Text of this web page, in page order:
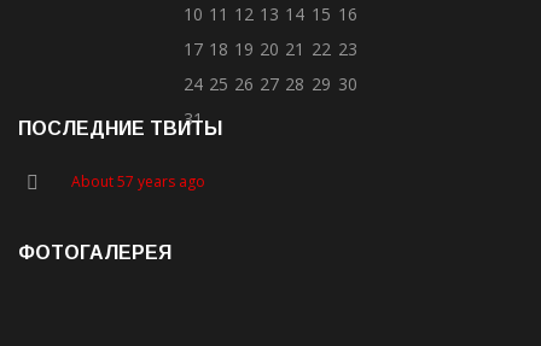
10 11 12 13 14 15 16
17 18 19 20 21 22 23
24 25 26 27 28 29 30
31
ПОСЛЕДНИЕ ТВИТЫ
About 57 years ago
ФОТОГАЛЕРЕЯ